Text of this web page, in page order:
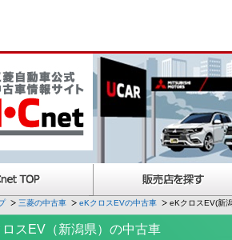
三菱の中古車 eKクロスEVの中古車 eKクロスEV(新
スEV（新潟県）の中古車